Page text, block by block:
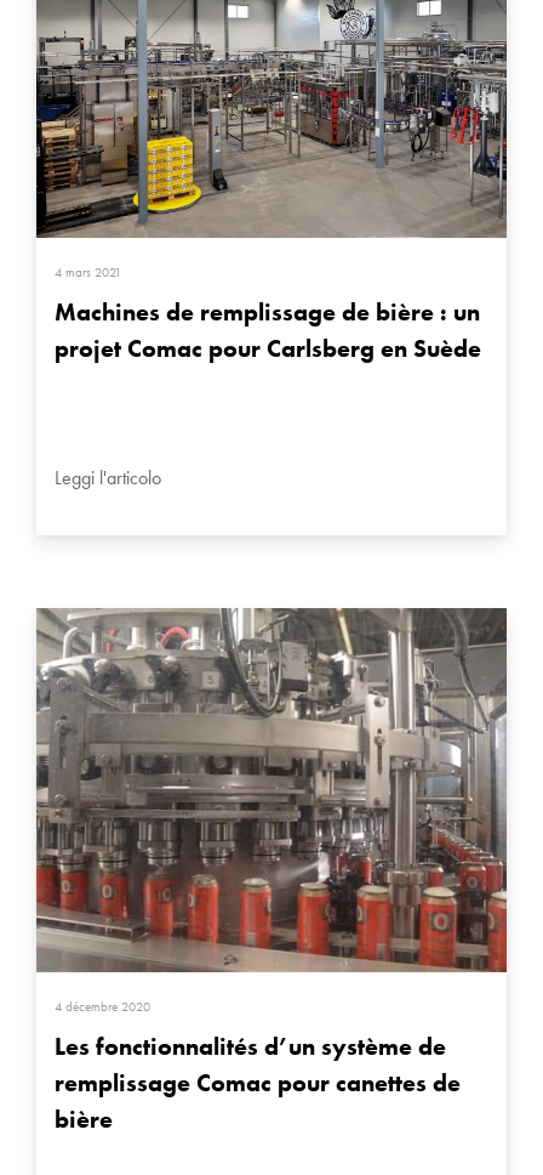
4 mars 2021
Machines de remplissage de bière : un
projet Comac pour Carlsberg en Suède
Leggi l'articolo
4 décembre 2020
Les fonctionnalités d’un système de
remplissage Comac pour canettes de
bière